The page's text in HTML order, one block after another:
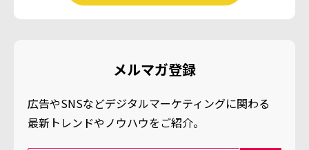
メルマガ登録
広告やSNSなどデジタルマーケティングに関わる
最新トレンドやノウハウをご紹介。